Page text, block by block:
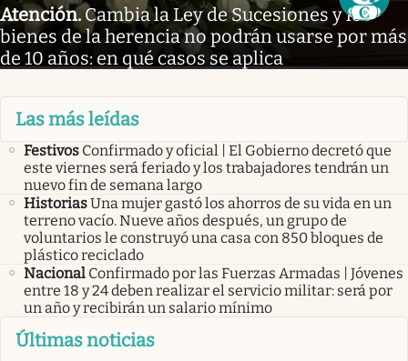
Atención.Cambia la Ley de Sucesiones y los
bienes de la herencia no podrán usarse por más
de 10 años: en qué casos se aplica
Las más leídas
Festivos Confirmado y oficial | El Gobierno decretó que
este viernes será feriado y los trabajadores tendrán un
nuevo fin de semana largo
HistoriasUna mujer gastó los ahorros de su vida en un
terreno vacío. Nueve años después, un grupo de
voluntarios le construyó una casa con 850 bloques de
plástico reciclado
Nacional Confirmado por las Fuerzas Armadas | Jóvenes
entre 18 y 24 deben realizar el servicio militar: será por
un año y recibirán un salario mínimo
Últimas noticias